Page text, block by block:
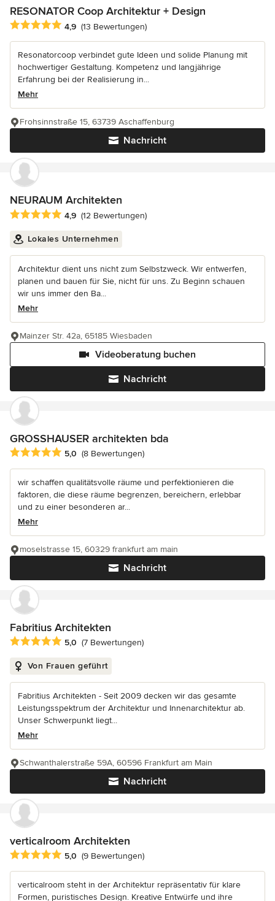
RESONATOR Coop Architektur + Design
Durchschnittliche Bewertung: 4.9 von 5 Sternen
4,9 (13 Bewertungen)
Resonatorcoop verbindet gute Ideen und solide Planung mit
hochwertiger Gestaltung. Kompetenz und langjährige
Erfahrung bei der Realisierung in...
Mehr
Nachricht
Frohsinnstraße 15, 63739 Aschaffenburg
NEURAUM Architekten
Durchschnittliche Bewertung: 4.9 von 5 Sternen
4,9 (12 Bewertungen)
Lokales Unternehmen
Architektur dient uns nicht zum Selbstzweck. Wir entwerfen,
planen und bauen für Sie, nicht für uns. Zu Beginn schauen
wir uns immer den Ba...
Mehr
Nachricht
Videoberatung buchen
Mainzer Str. 42a, 65185 Wiesbaden
GROSSHAUSER architekten bda
Durchschnittliche Bewertung: 5 von 5 Sternen
5,0 (8 Bewertungen)
wir schaffen qualitätsvolle räume und perfektionieren die
faktoren, die diese räume begrenzen, bereichern, erlebbar
und zu einer besonderen ar...
Mehr
Nachricht
moselstrasse 15, 60329 frankfurt am main
Fabritius Architekten
Durchschnittliche Bewertung: 5 von 5 Sternen
5,0 (7 Bewertungen)
Von Frauen geführt
Fabritius Architekten - Seit 2009 decken wir das gesamte
Leistungsspektrum der Architektur und Innenarchitektur ab.
Unser Schwerpunkt liegt...
Mehr
Nachricht
Schwanthalerstraße 59A, 60596 Frankfurt am Main
verticalroom Architekten
Durchschnittliche Bewertung: 5 von 5 Sternen
5,0 (9 Bewertungen)
verticalroom steht in der Architektur repräsentativ für klare
Formen, puristisches Design. Kreative Entwürfe und ihre